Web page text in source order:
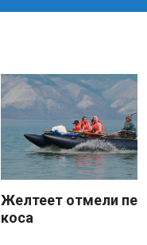
Желтеет отмели
коса